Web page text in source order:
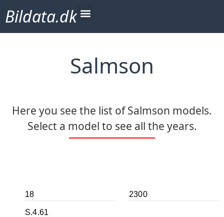
Bildata.dk
Salmson
Here you see the list of Salmson models.
Select a model to see all the years.
18 2300
S.4.61